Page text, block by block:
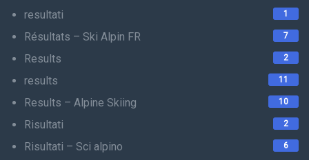
resultati 1
Résultats – Ski Alpin FR 7
Results 2
results 11
Results – Alpine Skiing 10
Risultati 2
Risultati – Sci alpino 6